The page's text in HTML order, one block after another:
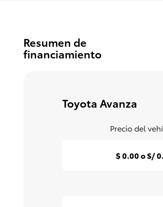
Resumen de
financiamiento
Toyota Avanza
Precio del
$ 0.00 o S/